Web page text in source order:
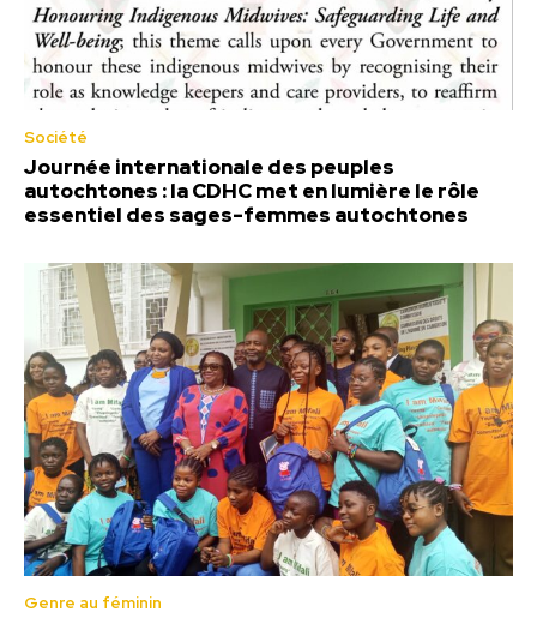
Société
Journée internationale des peuples
autochtones : la CDHC met en lumière le rôle
essentiel des sages-femmes autochtones
Genre au féminin